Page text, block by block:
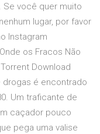
você quer muito
lugar, por favor
Instagram
os Fracos Não
Download
drogas é encontrado
Um traficante de
caçador pouco
pega uma valise